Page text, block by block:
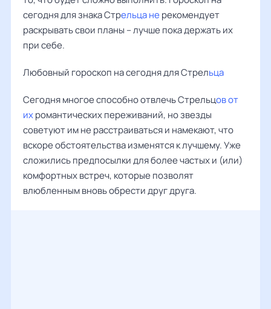
сегодня для знака Стрельца не рекомендует
раскрывать свои планы – лучше пока держать их
при себе.
Любовный гороскоп на сегодня для Стрельца
Сегодня многое способно отвлечь Стрельцов от
ихромантических переживаний, но звезды
советуют им не расстраиваться и намекают, что
вскоре обстоятельства изменятся к лучшему. Уже
сложились предпосылки для более частых и (или)
комфортных встреч, которые позволят
влюбленным вновь обрести друг друга.